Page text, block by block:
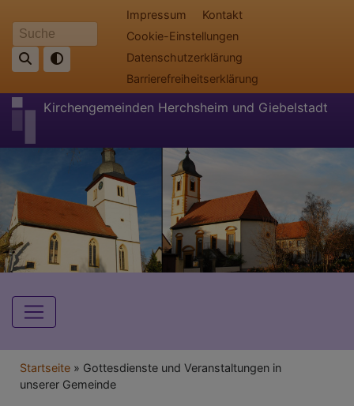
zum
Inhalt
Suche
Fußbereichsmenü
Impressum
Kontakt
Cookie-Einstellungen
Datenschutzerklärung
Barrierefreiheitserklärung
Kirchengemeinden Herchsheim und Giebelstadt
Hauptnavigation
Breadcrumb
Startseite
Gottesdienste und Veranstaltungen in
unserer Gemeinde